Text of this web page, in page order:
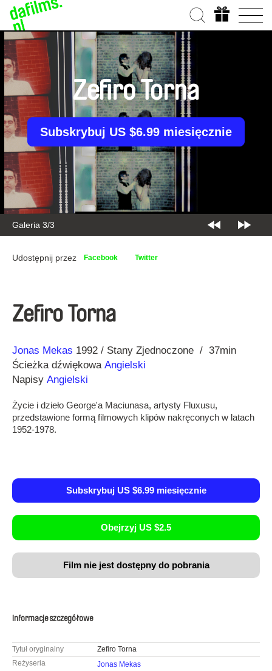
Galeria 3/3
Zefiro Torna
Subskrybuj US $6.99 miesięcznie
Udostępnij przez Facebook Twitter
Zefiro Torna
Reżyseria
Jonas Mekas
Rok 1992 Stany Zjednoczone
37min
Ścieżka dźwiękowa Angielski
Napisy Angielski
Życie i dzieło George'a Maciunasa, artysty Fluxusu,
przedstawione formą filmowych klipów nakręconych w latach
1952-1978.
Subskrybuj US $6.99 miesięcznie
Obejrzyj US $2.5
Film nie jest dostępny do pobrania
Informacje szczegółowe
Tytuł oryginalny
Zefiro Torna
Reżyseria
Jonas Mekas